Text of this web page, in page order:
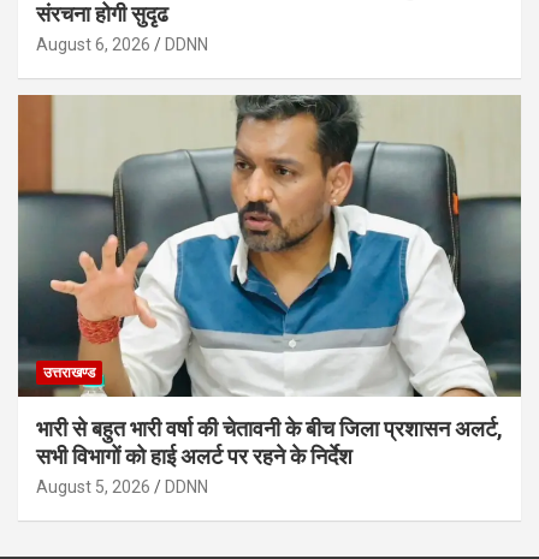
संरचना होगी सुदृढ
August 6, 2026 DDNN
उत्तराखण्ड
भारी से बहुत भारी वर्षा की चेतावनी के बीच जिला प्रशासन अलर्ट,
सभी विभागों को हाई अलर्ट पर रहने के निर्देश
August 5, 2026 DDNN